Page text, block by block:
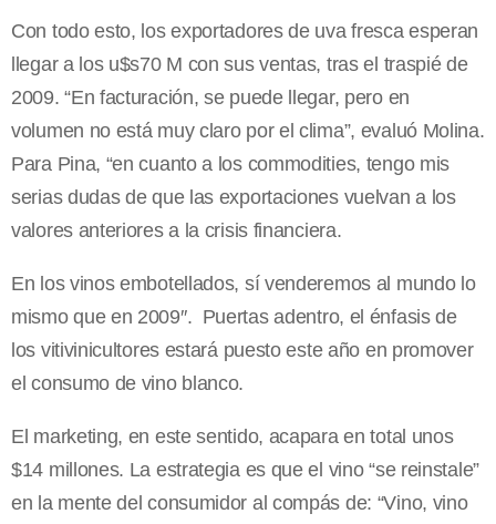
Con todo esto, los exportadores de uva fresca esperan
llegar a los u$s70 M con sus ventas, tras el traspié de
2009. “En facturación, se puede llegar, pero en
volumen no está muy claro por el clima”, evaluó Molina.
Para Pina, “en cuanto a los commodities, tengo mis
serias dudas de que las exportaciones vuelvan a los
valores anteriores a la crisis financiera.
En los vinos embotellados, sí venderemos al mundo lo
mismo que en 2009″. Puertas adentro, el énfasis de
los vitivinicultores estará puesto este año en promover
el consumo de vino blanco.
El marketing, en este sentido, acapara en total unos
$14 millones. La estrategia es que el vino “se reinstale”
en la mente del consumidor al compás de: “Vino, vino